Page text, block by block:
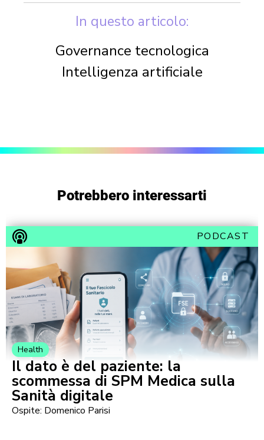
In questo articolo:
Governance tecnologica
Intelligenza artificiale
Potrebbero interessarti
PODCAST
Health
Il dato è del paziente: la
scommessa di SPM Medica sulla
Sanità digitale
Ospite: Domenico Parisi